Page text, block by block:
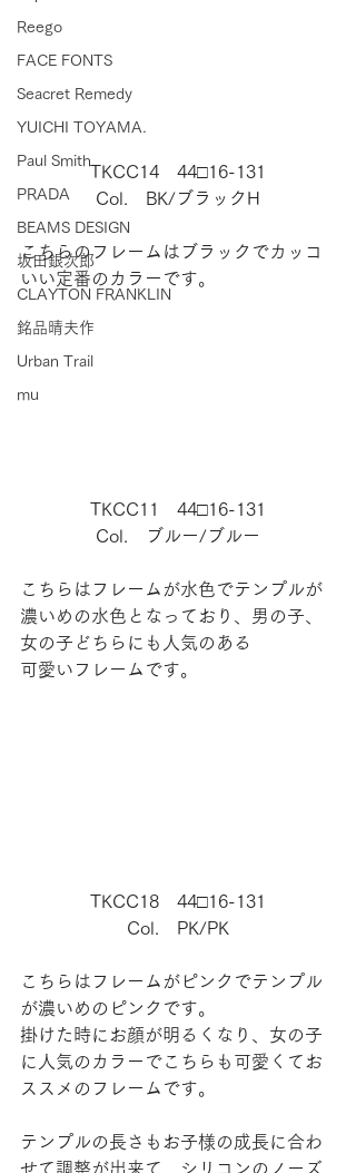
Reego
FACE FONTS
Seacret Remedy
YUICHI TOYAMA.
Paul Smith
PRADA
BEAMS DESIGN
坂田銀次郎
CLAYTON FRANKLIN
銘品晴夫作
Urban Trail
mu
TKCC14　44□16-131
Col.　BK/ブラックH
こちらのフレームはブラックでカッコ
いい定番のカラーです。
TKCC11　44□16-131
Col.　ブルー/ブルー
こちらはフレームが水色でテンプルが
濃いめの水色となっており、男の子、
女の子どちらにも人気のある
可愛いフレームです。
TKCC18　44□16-131
Col.　PK/PK
こちらはフレームがピンクでテンプル
が濃いめのピンクです。
掛けた時にお顔が明るくなり、女の子
に人気のカラーでこちらも可愛くてお
ススメのフレームです。
テンプルの長さもお子様の成長に合わ
せて調整が出来て、シリコンのノーズ